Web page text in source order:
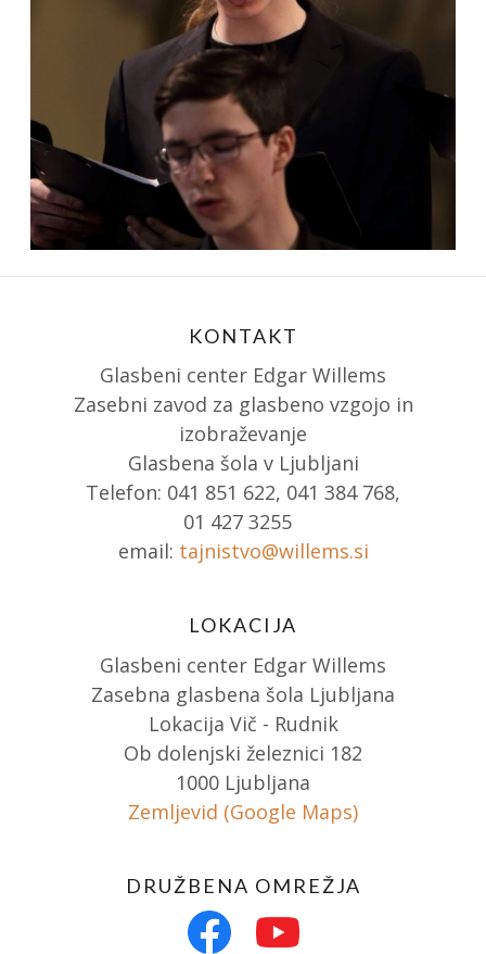
KONTAKT
Glasbeni center Edgar Willems
Zasebni zavod za glasbeno vzgojo in
izobraževanje
Glasbena šola v Ljubljani
Telefon: 041 851 622, 041 384 768,
01 427 3255
email: tajnistvo@willems.si
LOKACIJA
Glasbeni center Edgar Willems
Zasebna glasbena šola Ljubljana
Lokacija Vič - Rudnik
Ob dolenjski železnici 182
1000 Ljubljana
Zemljevid (Google Maps)
DRUŽBENA OMREŽJA